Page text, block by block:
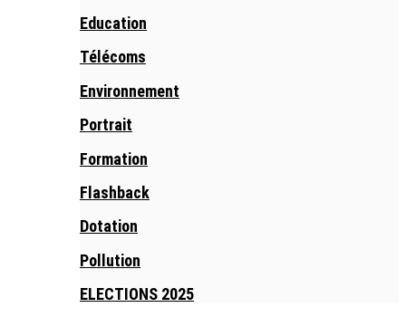
Education
Télécoms
Environnement
Portrait
Formation
Flashback
Dotation
Pollution
ELECTIONS 2025